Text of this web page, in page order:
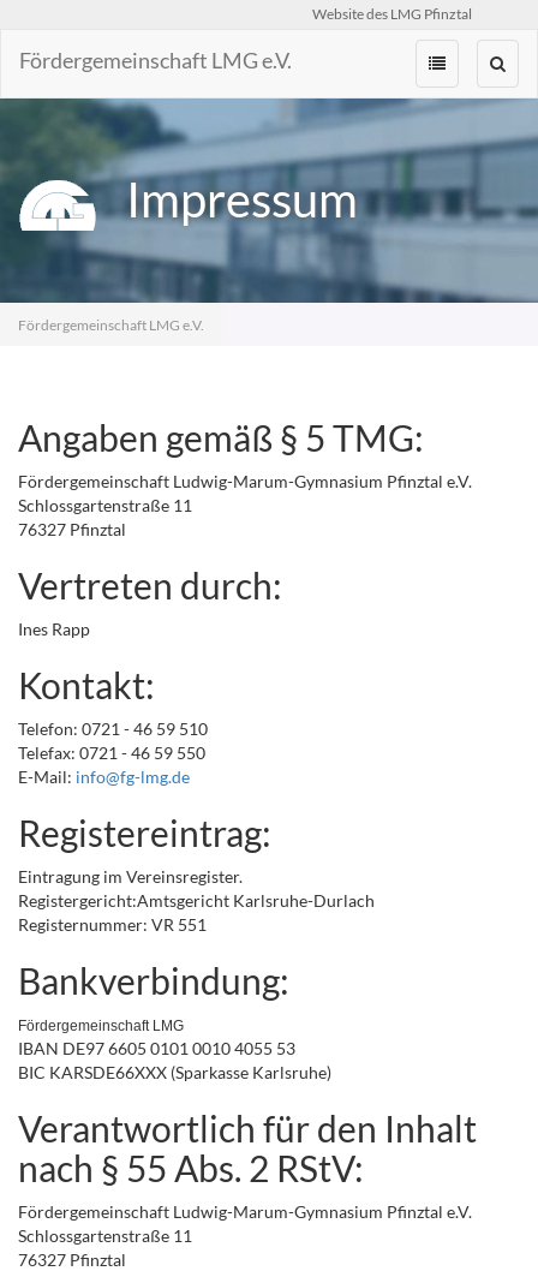
Zum
springen
Website des LMG Pfinztal
Fördergemeinschaft LMG e.V.
Impressum
Fördergemeinschaft LMG e.V.
Angaben gemäß § 5 TMG:
Fördergemeinschaft Ludwig-Marum-Gymnasium Pfinztal e.V.
Schlossgartenstraße 11
76327 Pfinztal
Vertreten durch:
Ines Rapp
Kontakt:
Telefon: 0721 - 46 59 510
Telefax: 0721 - 46 59 550
E-Mail: info@fg-lmg.de
Registereintrag:
Eintragung im Vereinsregister.
Registergericht:Amtsgericht Karlsruhe-Durlach
Registernummer: VR 551
Bankverbindung:
Fördergemeinschaft LMG
IBAN DE97 6605 0101 0010 4055 53
BIC KARSDE66XXX (Sparkasse Karlsruhe)
Verantwortlich für den Inhalt
nach § 55 Abs. 2 RStV:
Fördergemeinschaft Ludwig-Marum-Gymnasium Pfinztal e.V.
Schlossgartenstraße 11
76327 Pfinztal